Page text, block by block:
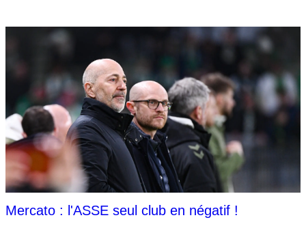
Mercato : l'ASSE seul club en négatif !